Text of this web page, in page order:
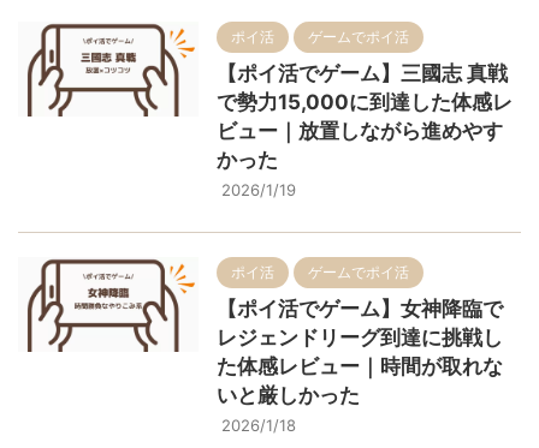
ポイ活 ゲームでポイ活
【ポイ活でゲーム】三國志 真戦
で勢力15,000に到達した体感レ
ビュー｜放置しながら進めやす
かった
2026/1/19
ポイ活 ゲームでポイ活
【ポイ活でゲーム】女神降臨で
レジェンドリーグ到達に挑戦し
た体感レビュー｜時間が取れな
いと厳しかった
2026/1/18